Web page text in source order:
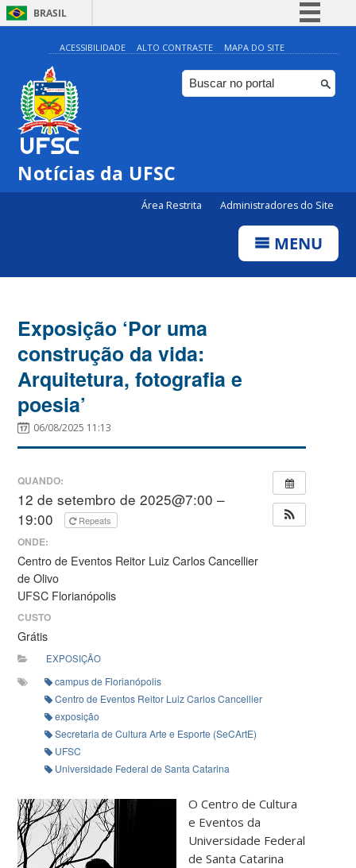
BRASIL
Simplifique!
Comunica BR
Participe
ACESSIBILIDADE ALTO CONTRASTE MAPA DO SITE
Notícias da UFSC
Área Restrita Administradores do Site
MENU
Exposição ‘Por uma
construção da vida:
Arquitetura, fotografia e
poesia’
06/08/2025 11:13
QUANDO:
12 de setembro de 2025@7:00 –
19:00
Repeats
ONDE:
Centro de Eventos Reitor Luiz Carlos Cancellier
de Olivo
UFSC Florianópolis
CUSTO
Grátis
EXPOSIÇÃO
campus de Florianópolis
Centro de Eventos Reitor Luiz Carlos Cancellier de Olivo
exposição
Secretaria de Cultura Arte e Esporte (SeCArtE)
UFSC
Universidade Federal de Santa Catarina
O Centro de Cultura
e Eventos da
Universidade Federal
de Santa Catarina